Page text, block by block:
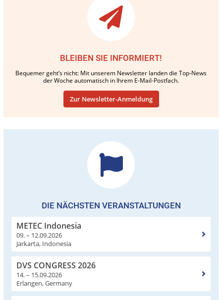
BLEIBEN SIE INFORMIERT!
Bequemer geht’s nicht: Mit unserem Newsletter landen die Top-News
der Woche automatisch in Ihrem E-Mail-Postfach.
Zur Newsletter-Anmeldung
DIE NÄCHSTEN VERANSTALTUNGEN
METEC Indonesia
09. – 12.09.2026
Jarkarta, Indonesia
DVS CONGRESS 2026
14. – 15.09.2026
Erlangen, Germany